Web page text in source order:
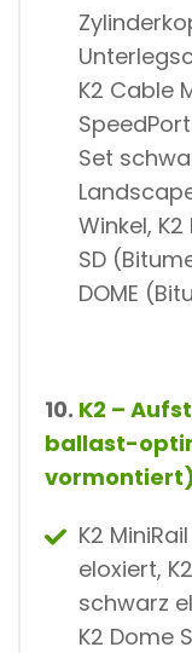
K2 Cable
Set
Winkel,
SD
DOME
10. K2 –
ballast-
K2
eloxiert,
schwarz
K2 Dome